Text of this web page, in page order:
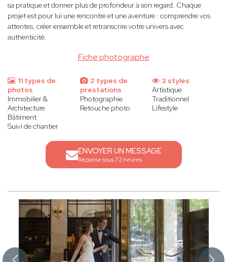
Fiche photographe
sa pratique et donner plus de profondeur à son regard. Chaque
projet est pour lui une rencontre et une aventure : comprendre vos
attentes, créer ensemble et retranscrire votre univers avec
authenticité.
11 types de
photos
Immobilier &
Architecture
Bâtiment
Suivi de chantier
2 types de
prestations
Photographie
Retouche photo
3 styles
Artistique
Traditionnel
Lifestyle
ENVOYER UN MESSAGE
Réponse sous 72 heures